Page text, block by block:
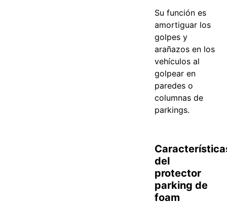
Su función es
amortiguar los
golpes y
arañazos en los
vehículos al
golpear en
paredes o
columnas de
parkings.
del
protector
parking de
foam